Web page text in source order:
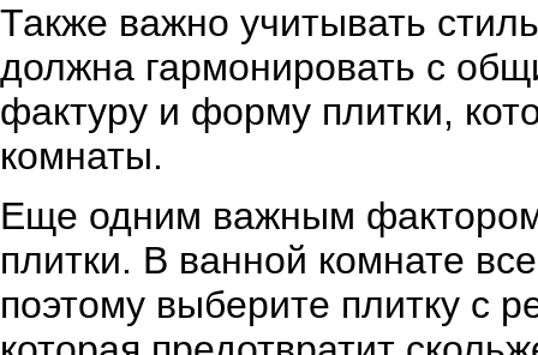
Также важно учитывать
должна гармонировать с
фактуру и форму плитки,
комнаты.
Еще одним важным фактором
плитки. В ванной комнате
поэтому выберите плитку с